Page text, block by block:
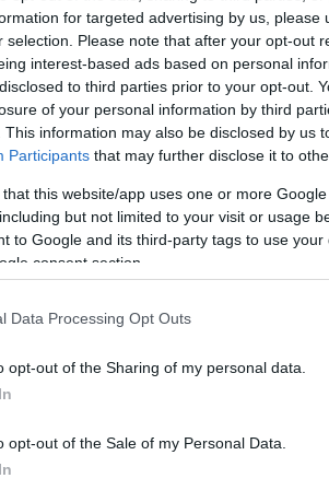
for targeted advertising by us, please
selection. Please note that after your opt-out
interest-based ads based on personal
to third parties prior to your opt-out.
of your personal information by third
This information may also be disclosed by us
Participants that may further disclose it to
that this website/app uses one or more
but not limited to your visit or usage
to Google and its third-party tags to use
consent section.
Data Processing Opt Outs
opt-out of the Sharing of my personal data.
opt-out of the Sale of my Personal Data.
η σορός. Το συγκεκριμένο
και εξειδικευμένη τεχνική
με κάθε λεπτομέρεια,
αλλά για μια ιδιαίτερα σύνθετη
της στην επιφάνεια.